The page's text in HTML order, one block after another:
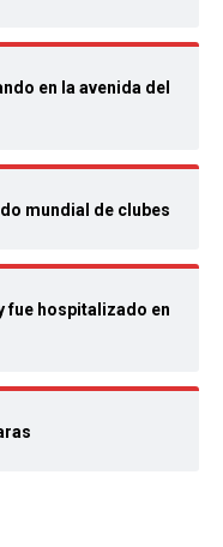
en la avenida del
mundial de clubes
fue hospitalizado en